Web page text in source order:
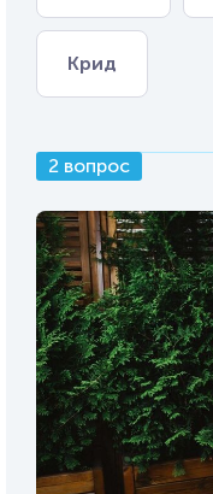
Крид
2 вопрос